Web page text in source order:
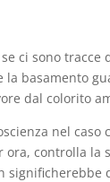
ci sono tracce
la basamento
dal colorito
nel caso
ora, controlla la
significherebbe